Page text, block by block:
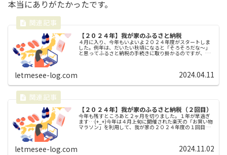
本当にありがたかったです。
【２０２４年】我が家のふるさと納税
４月に入り、今年もいよいよ２０２４年度がスタートしま
した。例年は、だいたい秋頃になると「そろそろだな～」
と思ってふるさと納税の手続きに取り掛かるのですが、そ
letmesee-log.com 2024.04.11
【２０２４年】我が家のふるさと納税（２回目）
今年も残すところあと２ヶ月を切りました。１年が早過ぎ
ます…(+_+)今年は４月上旬に開催された楽天の「お買い物
マラソン」を利用して、我が家の２０２４年度の１回目の
letmesee-log.com 2024.11.02